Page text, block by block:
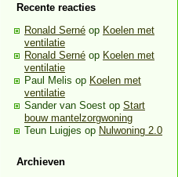
Recente reacties
Ronald Serné op Koelen met
ventilatie
Ronald Serné op Koelen met
ventilatie
Paul Melis op Koelen met
ventilatie
Sander van Soest op Start
bouw mantelzorgwoning
Teun Luigjes op Nulwoning 2.0
Archieven